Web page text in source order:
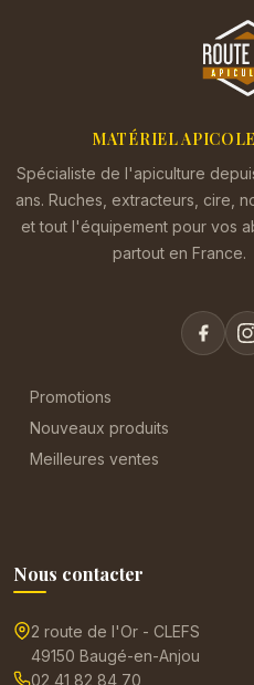
MATÉRIEL
Spécialiste de l'apiculture
ans. Ruches, extracteurs, cire,
et tout l'équipement pour vos
partout en France.
Promotions
Nouveaux produits
Meilleures ventes
Nous contacter
2 route de l'Or - CLEFS
49150 Baugé-en-Anjou
02 41 82 84 70